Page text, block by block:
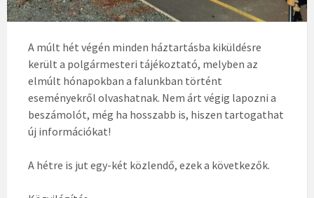
A múlt hét végén minden háztartásba kiküldésre
került a polgármesteri tájékoztató, melyben az
elmúlt hónapokban a falunkban történt
eseményekről olvashatnak. Nem árt végig lapozni a
beszámolót, még ha hosszabb is, hiszen tartogathat
új információkat!
A hétre is jut egy-két közlendő, ezek a következők.